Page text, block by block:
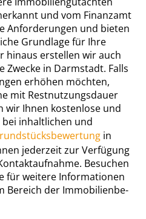
und vom Finanzamt
Anforderungen und bieten
Grundlage für Ihre
hinaus erstellen wir auch
in Darmstadt. Falls
erhöhen möchten,
mit Rest­nut­zungs­dau­er
wir Ihnen kostenlose und
inhaltlichen und
in
jederzeit zur Verfügung
Besuchen
für weitere Informationen
Bereich der Im­mo­bi­li­en­be­